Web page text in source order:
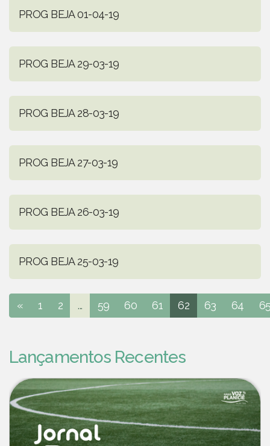
PROG BEJA 01-04-19
PROG BEJA 29-03-19
PROG BEJA 28-03-19
PROG BEJA 27-03-19
PROG BEJA 26-03-19
PROG BEJA 25-03-19
« 1 2 ... 59 60 61 62 63 64
Lançamentos Recentes